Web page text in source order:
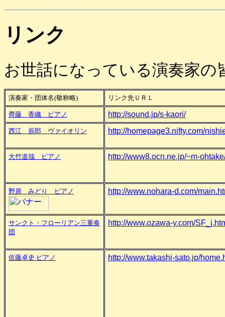
リンク
お世話になっている演奏家の
演奏家・団体名(敬称略) リンク先ＵＲＬ
齊藤 香織 ピアノ http://sound.jp/s-kaori/
西江 辰郎 ヴァイオリン http://homepage3.nifty.com/
大竹道哉 ピアノ http://www8.ocn.ne.jp/~m-
野原 みどり ピアノ http://www.nohara-d.com/
サンクト・フローリアン三重奏
団
http://www.ozawa-y.com/
佐藤卓史 ピアノ http://www.takashi-sato.jp/